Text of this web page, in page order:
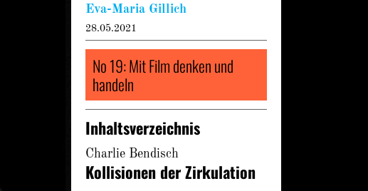
Eva-Maria Gillich
28.05.2021
No 19: Mit Film denken und
handeln
Inhaltsverzeichnis
Charlie Bendisch
Kollisionen der Zirkulation